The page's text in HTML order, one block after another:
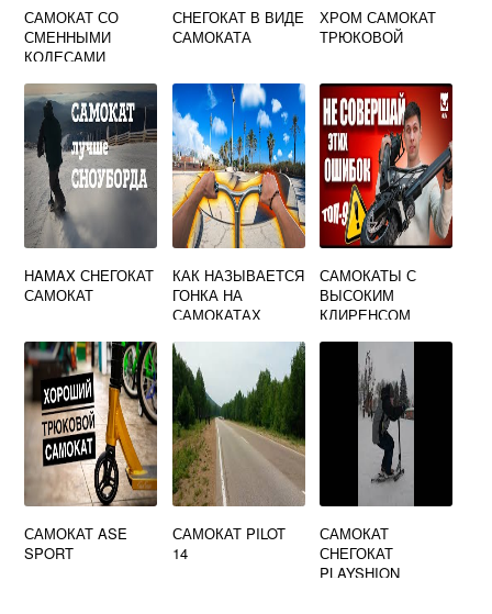
САМОКАТ СО
СМЕННЫМИ
КОЛЕСАМИ
СНЕГОКАТ В ВИДЕ
САМОКАТА
ХРОМ САМОКАТ
ТРЮКОВОЙ
HAMAX СНЕГОКАТ
САМОКАТ
КАК НАЗЫВАЕТСЯ
ГОНКА НА
САМОКАТАХ
САМОКАТЫ С
ВЫСОКИМ
КЛИРЕНСОМ
САМОКАТ ASE
SPORT
САМОКАТ PILOT
14
САМОКАТ
СНЕГОКАТ
PLAYSHION